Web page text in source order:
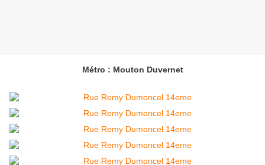
Métro : Mouton Duvernet